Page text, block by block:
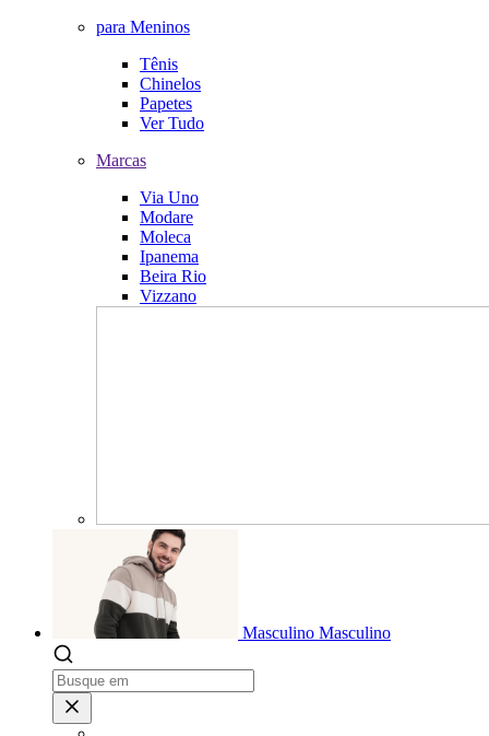
para Meninos
Tênis
Chinelos
Papetes
Ver Tudo
Marcas
Via Uno
Modare
Moleca
Ipanema
Beira Rio
Vizzano
Masculino Masculino